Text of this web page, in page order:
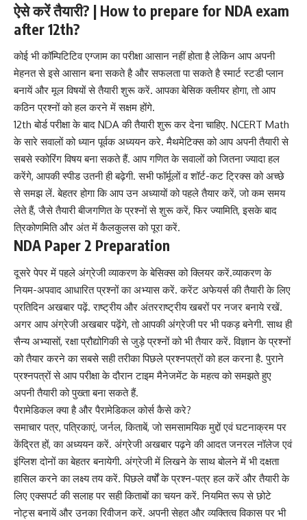
ऐसे करें तैयारी? | How to prepare for NDA exam
after 12th?
कोई भी कॉम्पिटिटिव एग्जाम का परीक्षा आसान नहीं होता है लेकिन आप अपनी
मेहनत से इसे आसान बना सकते है और सफलता पा सकते है स्मार्ट स्टडी प्लान
बनायें और मूल विषयों से तैयारी शुरू करें. आपका बेसिक क्लीयर होगा, तो आप
कठिन प्रश्नों को हल करने में सक्षम होंगे.
12th बोर्ड परीक्षा के बाद NDA की तैयारी शुरू कर देना चाहिए. NCERT Math
के सारे सवालों को ध्यान पूर्वक अध्ययन करे. मैथमेटिक्स को आप अपनी तैयारी से
सबसे स्कोरिंग विषय बना सकते हैं. आप गणित के सवालों को जितना ज्यादा हल
करेंगे, आपकी स्पीड उतनी ही बढ़ेगी. सभी फॉर्मूलों व शॉर्ट-कट ट्रिक्स को अच्छे
से समझ लें. बेहतर होगा कि आप उन अध्यायों को पहले तैयार करें, जो कम समय
लेते हैं, जैसे तैयारी बीजगणित के प्रश्नों से शुरू करें, फिर ज्यामिति, इसके बाद
त्रिकोणमिति और अंत में कैलकुलस को पूरा करें.
NDA Paper 2 Preparation
दूसरे पेपर में पहले अंग्रेजी व्याकरण के बेसिक्स को क्लियर करें.व्याकरण के
नियम-अपवाद आधारित प्रश्नों का अभ्यास करें. करेंट अफेयर्स की तैयारी के लिए
प्रतिदिन अखबार पढ़ें. राष्ट्रीय और अंतरराष्ट्रीय खबरों पर नजर बनाये रखें.
अगर आप अंग्रेजी अखबार पढ़ेंगे, तो आपकी अंग्रेजी पर भी पकड़ बनेगी. साथ ही
सैन्य अभ्यासों, रक्षा प्रौद्योगिकी से जुड़े प्रश्नों को भी तैयार करें. विज्ञान के प्रश्नों
को तैयार करने का सबसे सही तरीका पिछले प्रश्नपत्रों को हल करना है. पुराने
प्रश्नपत्रों से आप परीक्षा के दौरान टाइम मैनेजमेंट के महत्व को समझते हुए
अपनी तैयारी को पुख्ता बना सकते हैं.
पैरामेडिकल क्या है और पैरामेडिकल कोर्स कैसे करे?
समाचार पत्र, पत्रिकाएं, जर्नल, किताबें, जो समसामयिक मुद्दों एवं घटनाक्रम पर
केंद्रित हों, का अध्ययन करें. अंग्रेजी अखबार पढ़ने की आदत जनरल नॉलेज एवं
इंग्लिश दोनों का बेहतर बनायेगी. अंग्रेजी में लिखने के साथ बोलने में भी दक्षता
हासिल करने का लक्ष्य तय करें. पिछले वर्षों के प्रश्न-पत्र हल करें और तैयारी के
लिए एक्सपर्ट की सलाह पर सही किताबों का चयन करें. नियमित रूप से छोटे
नोट्स बनायें और उनका रिवीजन करें. अपनी सेहत और व्यक्तित्व विकास पर भी